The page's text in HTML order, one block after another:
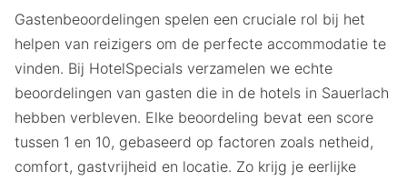
Gastenbeoordelingen spelen een cruciale rol bij het
helpen van reizigers om de perfecte accommodatie te
vinden. Bij HotelSpecials verzamelen we echte
beoordelingen van gasten die in de hotels in Sauerlach
hebben verbleven. Elke beoordeling bevat een score
tussen 1 en 10, gebaseerd op factoren zoals netheid,
comfort, gastvrijheid en locatie. Zo krijg je eerlijke